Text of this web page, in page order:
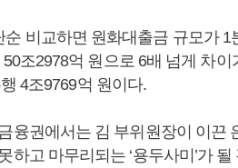
비교하면 원화대출금 규모가
조2978억 원으로 6배 넘게 차
4조9769억 원이다.
융권에서는 김 부위원장이 이끈
하고 마무리되는 ‘용두사미’가